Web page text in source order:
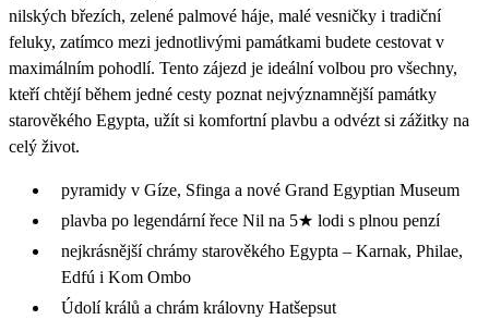
nilských březích, zelené palmové háje, malé vesničky i tradiční
feluky, zatímco mezi jednotlivými památkami budete cestovat v
maximálním pohodlí. Tento zájezd je ideální volbou pro všechny,
kteří chtějí během jedné cesty poznat nejvýznamnější památky
starověkého Egypta, užít si komfortní plavbu a odvézt si zážitky na
celý život.
pyramidy v Gíze, Sfinga a nové Grand Egyptian Museum
plavba po legendární řece Nil na 5★ lodi s plnou penzí
nejkrásnější chrámy starověkého Egypta – Karnak, Philae,
Edfú i Kom Ombo
Údolí králů a chrám královny Hatšepsut